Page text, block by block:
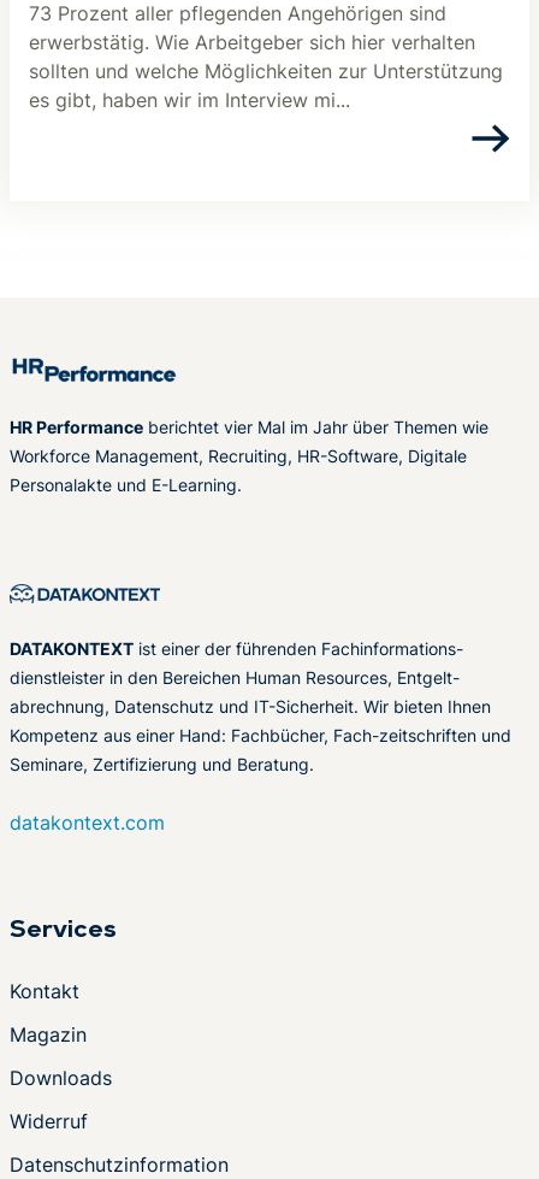
73 Prozent aller pflegenden Angehörigen sind
erwerbstätig. Wie Arbeitgeber sich hier verhalten
sollten und welche Möglichkeiten zur Unterstützung
es gibt, haben wir im Interview mi...
HR Performance berichtet vier Mal im Jahr über Themen wie
Workforce Management, Recruiting, HR-Software, Digitale
Personalakte und E-Learning.
DATAKONTEXT ist einer der führenden Fachinformations-
dienstleister in den Bereichen Human Resources, Entgelt-
abrechnung, Datenschutz und IT-Sicherheit. Wir bieten Ihnen
Kompetenz aus einer Hand: Fachbücher, Fach-zeitschriften und
Seminare, Zertifizierung und Beratung.
datakontext.com
Services
Kontakt
Magazin
Downloads
Widerruf
Datenschutzinformation